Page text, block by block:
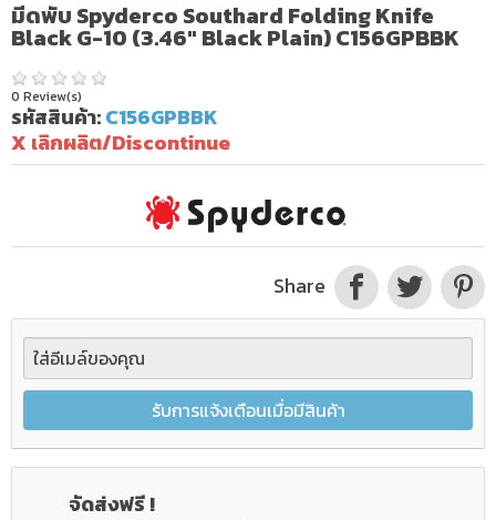
มีดพับ Spyderco Southard Folding Knife
Black G-10 (3.46" Black Plain) C156GPBBK
0 Review(s)
รหัสสินค้า:C156GPBBK
X เลิกผลิต/Discontinue
Share
รับการแจ้งเตือนเมื่อมีสินค้า
จัดส่งฟรี !